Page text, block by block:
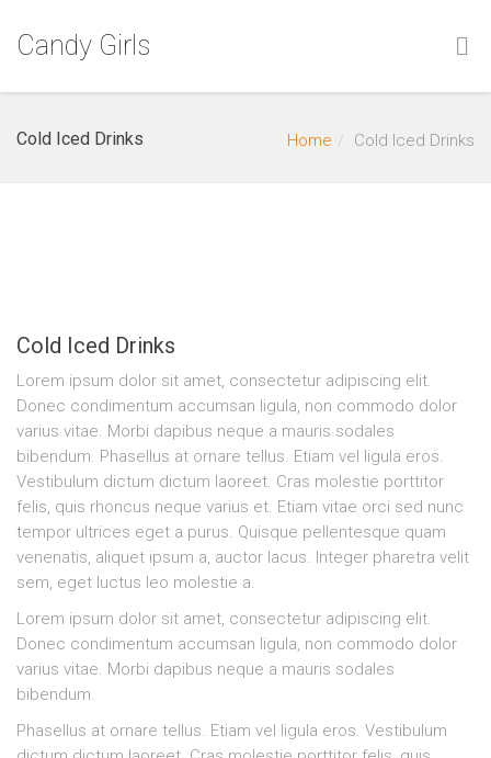
Candy Girls
Cold Iced Drinks Home Cold Iced Drinks
Cold Iced Drinks
Lorem ipsum dolor sit amet, consectetur adipiscing elit.
Donec condimentum accumsan ligula, non commodo dolor
varius vitae. Morbi dapibus neque a mauris sodales
bibendum. Phasellus at ornare tellus. Etiam vel ligula eros.
Vestibulum dictum dictum laoreet. Cras molestie porttitor
felis, quis rhoncus neque varius et. Etiam vitae orci sed nunc
tempor ultrices eget a purus. Quisque pellentesque quam
venenatis, aliquet ipsum a, auctor lacus. Integer pharetra velit
sem, eget luctus leo molestie a.
Lorem ipsum dolor sit amet, consectetur adipiscing elit.
Donec condimentum accumsan ligula, non commodo dolor
varius vitae. Morbi dapibus neque a mauris sodales
bibendum.
Phasellus at ornare tellus. Etiam vel ligula eros. Vestibulum